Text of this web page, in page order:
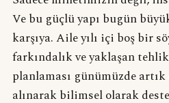
Ve bu güçlü yapı bugün
karşıya. Aile yılı içi boş bir
farkındalık ve yaklaşan
planlaması günümüzde
alınarak bilimsel olarak